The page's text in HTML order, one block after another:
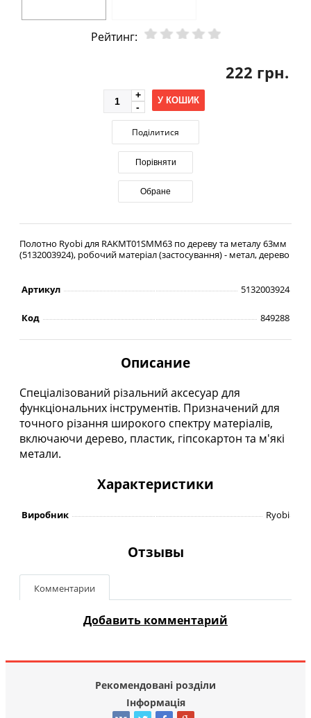
Рейтинг:
222 грн.
У КОШИК
Поділитися
Порівняти
Обране
Полотно Ryobi для RAKMT01SMM63 по дереву та металу 63мм
(5132003924), робочий матеріал (застосування) - метал, дерево
Артикул 5132003924
Код 849288
Описание
Спеціалізований різальний аксесуар для
функціональних інструментів. Призначений для
точного різання широкого спектру матеріалів,
включаючи дерево, пластик, гіпсокартон та м'які
метали.
Характеристики
Виробник Ryobi
Отзывы
Комментарии
Добавить комментарий
Рекомендовані розділи
Інформація